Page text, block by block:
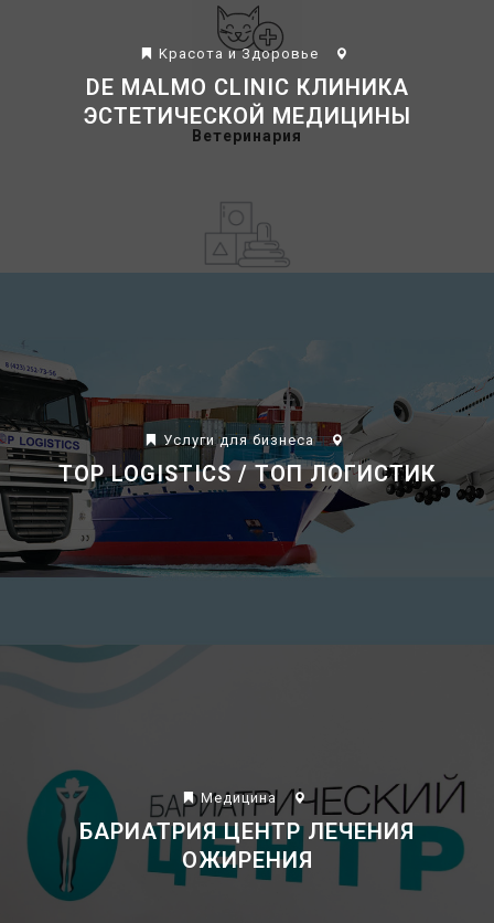
Kрасота и Здоровье
DE MALMO CLINIC КЛИНИКА
ЭСТЕТИЧЕСКОЙ МЕДИЦИНЫ
Услуги для бизнеса
TOP LOGISTICS / ТОП ЛОГИСТИК
Mедицина
БАРИАТРИЯ ЦЕНТР ЛЕЧЕНИЯ
ОЖИРЕНИЯ
Ветеринария
Еда